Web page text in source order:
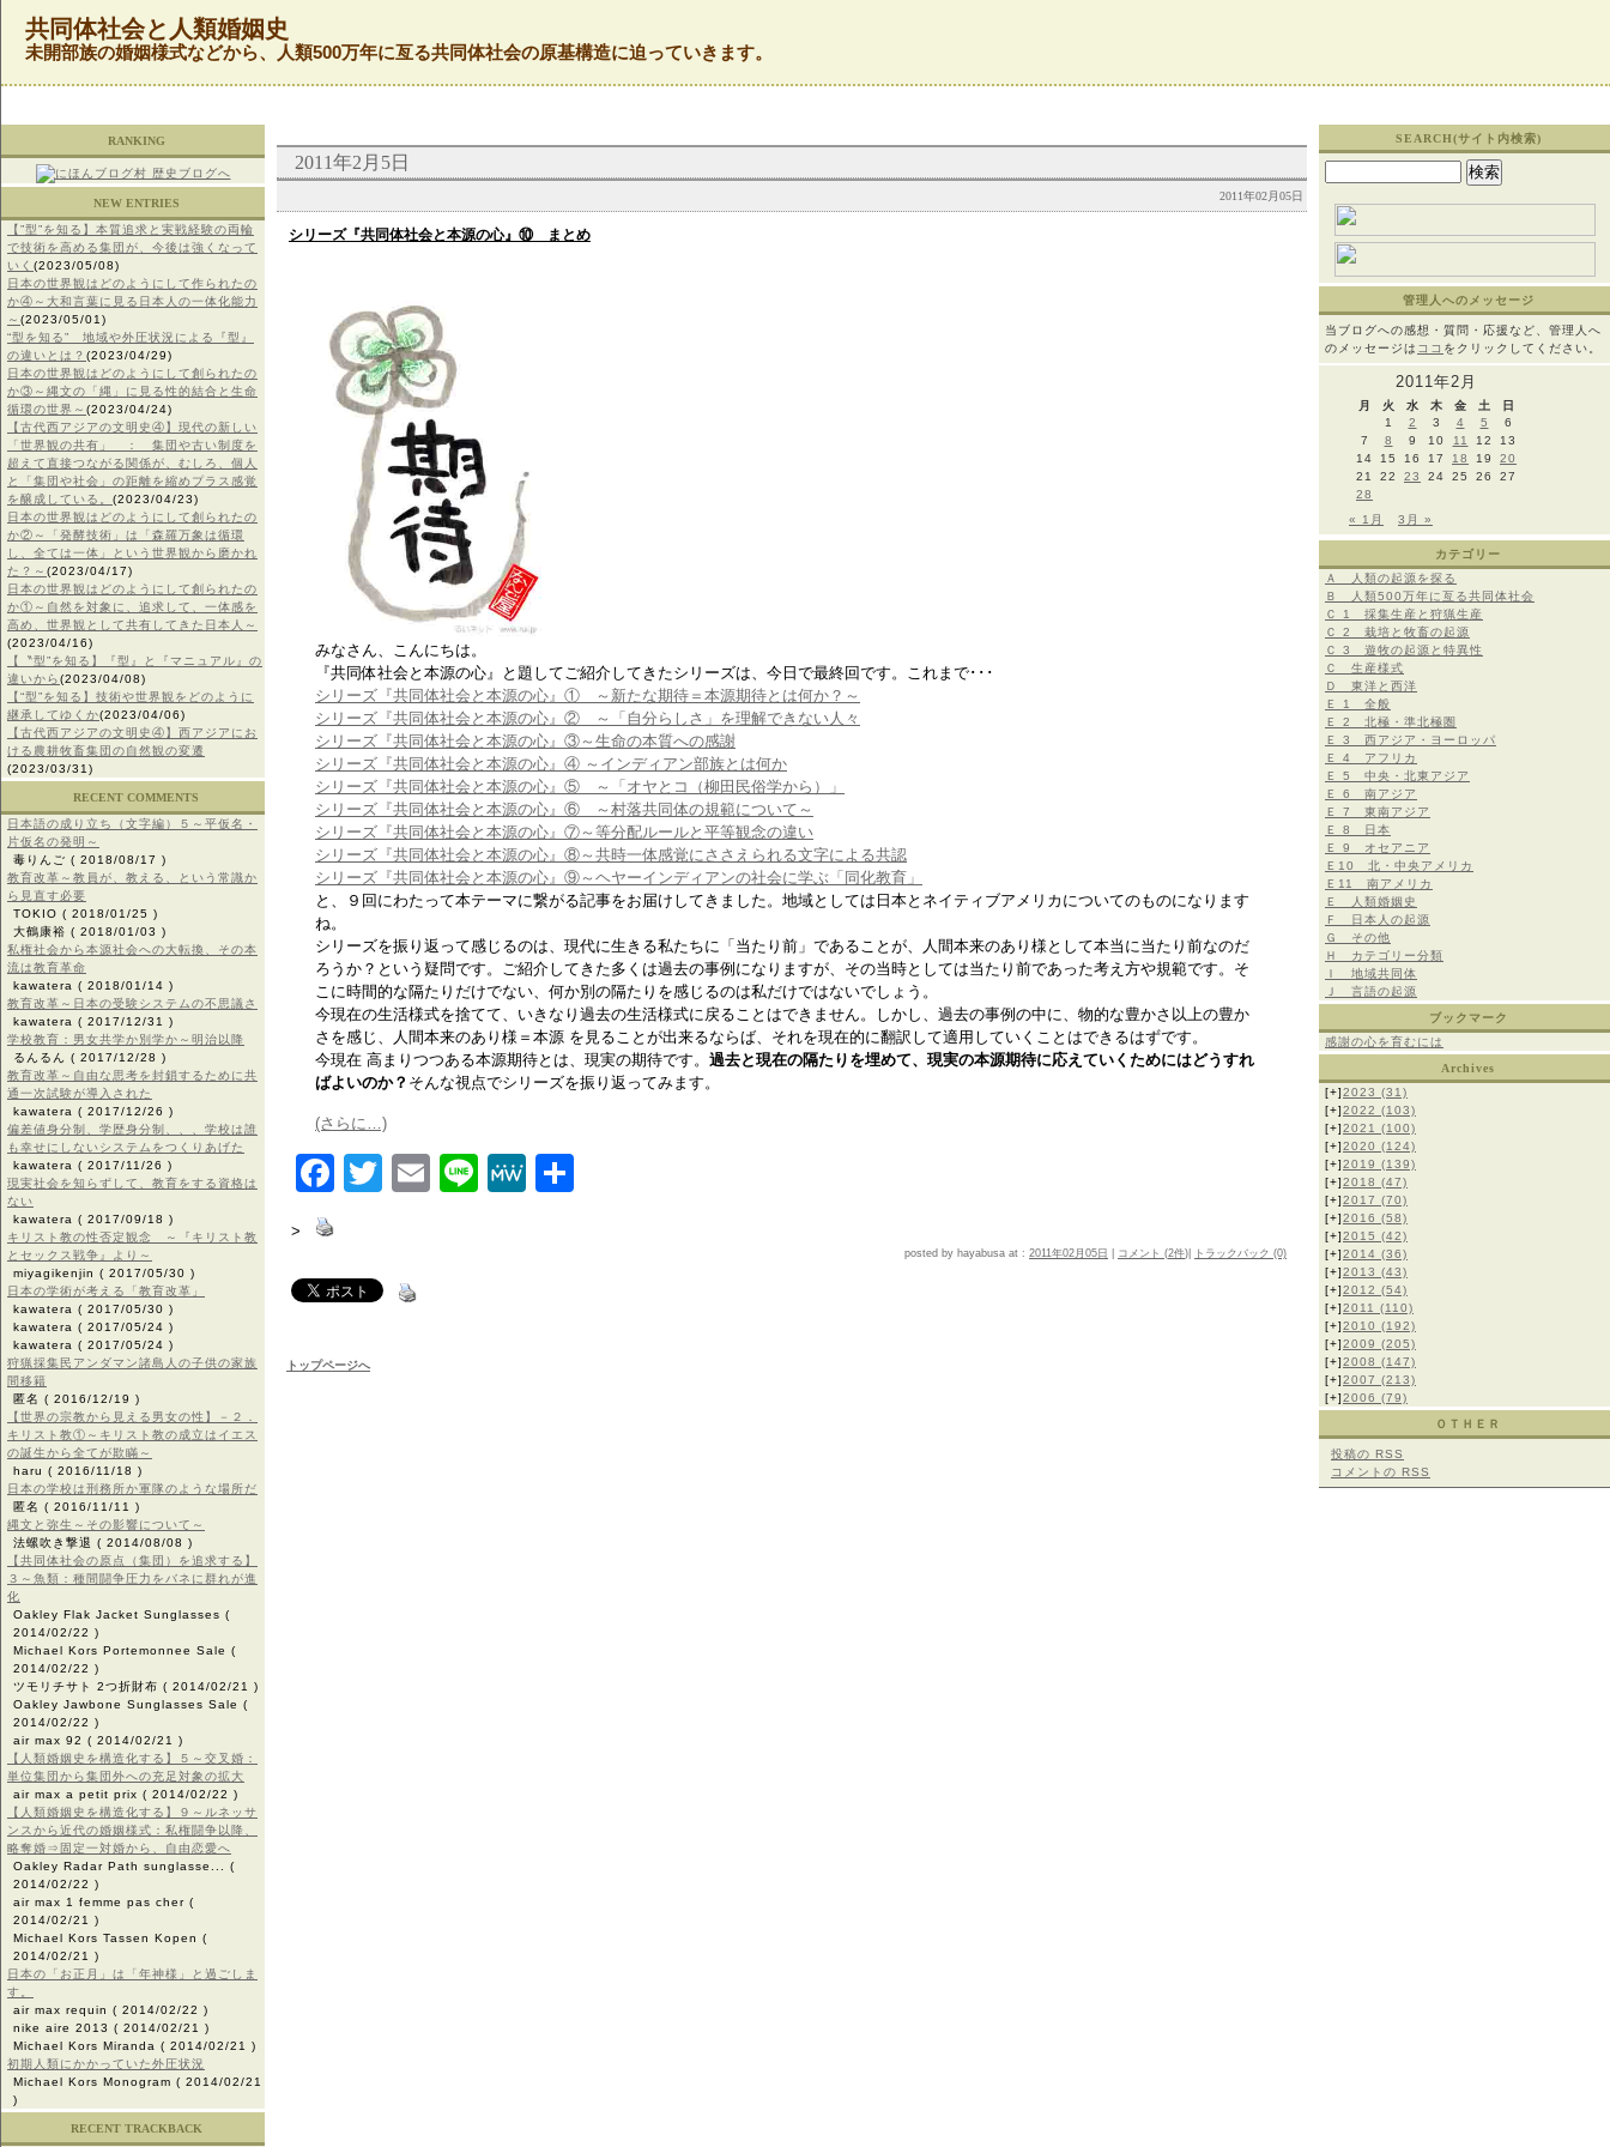
共同体社会と人類婚姻史
未開部族の婚姻様式などから、人類500万年に亙る共同体社会の原基構造に迫っていきます。
RANKING
NEW ENTRIES
【”型”を知る】本質追求と実戦経験の両輪
で技術を高める集団が、今後は強くなって
いく (2023/05/08)
日本の世界観はどのようにして作られたの
か④～大和言葉に見る日本人の一体化能力
～ (2023/05/01)
“型を知る” 地域や外圧状況による『型』
の違いとは？ (2023/04/29)
日本の世界観はどのようにして創られたの
か③～縄文の「縄」に見る性的結合と生命
循環の世界～ (2023/04/24)
【古代西アジアの文明史④】現代の新しい
「世界観の共有」 ： 集団や古い制度を
超えて直接つながる関係が、むしろ、個人
と「集団や社会」の距離を縮めプラス感覚
を醸成している。 (2023/04/23)
日本の世界観はどのようにして創られたの
か②～「発酵技術」は「森羅万象は循環
し、全ては一体」という世界観から磨かれ
た？～ (2023/04/17)
日本の世界観はどのようにして創られたの
か①～自然を対象に、追求して、一体感を
高め、世界観として共有してきた日本人～
(2023/04/16)
【〝型”を知る】『型』と『マニュアル』の
違いから(2023/04/08)
【“型”を知る】技術や世界観をどのように
継承してゆくか(2023/04/06)
【古代西アジアの文明史④】西アジアにお
ける農耕牧畜集団の自然観の変遷
(2023/03/31)
RECENT COMMENTS
日本語の成り立ち（文字編）５～平仮名・
片仮名の発明～
毒りんご ( 2018/08/17 )
教育改革～教員が、教える、という常識か
ら見直す必要
TOKIO ( 2018/01/25 )
大鶴康裕 ( 2018/01/03 )
私権社会から本源社会への大転換、その本
流は教育革命
kawatera ( 2018/01/14 )
教育改革～日本の受験システムの不思議さ
kawatera ( 2017/12/31 )
学校教育：男女共学か別学か～明治以降
るんるん ( 2017/12/28 )
教育改革～自由な思考を封鎖するために共
通一次試験が導入された
kawatera ( 2017/12/26 )
偏差値身分制、学歴身分制、、、学校は誰
も幸せにしないシステムをつくりあげた
kawatera ( 2017/11/26 )
現実社会を知らずして、教育をする資格は
ない
kawatera ( 2017/09/18 )
キリスト教の性否定観念 ～『キリスト教
とセックス戦争』より～
miyagikenjin ( 2017/05/30 )
日本の学術が考える「教育改革」
kawatera ( 2017/05/30 )
kawatera ( 2017/05/24 )
kawatera ( 2017/05/24 )
狩猟採集民アンダマン諸島人の子供の家族
間移籍
匿名 ( 2016/12/19 )
【世界の宗教から見える男女の性】－２．
キリスト教①～キリスト教の成立はイエス
の誕生から全てが欺瞞～
haru ( 2016/11/18 )
日本の学校は刑務所か軍隊のような場所だ
匿名 ( 2016/11/11 )
縄文と弥生～その影響について～
法螺吹き撃退 ( 2014/08/08 )
【共同体社会の原点（集団）を追求する】
３～魚類：種間闘争圧力をバネに群れが進
化
Oakley Flak Jacket Sunglasses (
2014/02/22 )
Michael Kors Portemonnee Sale (
2014/02/22 )
ツモリチサト 2つ折財布 ( 2014/02/21 )
Oakley Jawbone Sunglasses Sale (
2014/02/22 )
air max 92 ( 2014/02/21 )
【人類婚姻史を構造化する】５～交叉婚：
単位集団から集団外への充足対象の拡大
air max a petit prix ( 2014/02/22 )
【人類婚姻史を構造化する】９～ルネッサ
ンスから近代の婚姻様式：私権闘争以降、
略奪婚⇒固定一対婚から、自由恋愛へ
Oakley Radar Path sunglasse... (
2014/02/22 )
air max 1 femme pas cher (
2014/02/21 )
Michael Kors Tassen Kopen (
2014/02/21 )
日本の「お正月」は「年神様」と過ごしま
す。
air max requin ( 2014/02/22 )
nike aire 2013 ( 2014/02/21 )
Michael Kors Miranda ( 2014/02/21 )
初期人類にかかっていた外圧状況
Michael Kors Monogram ( 2014/02/21
)
RECENT TRACKBACK
2011年2月5日
2011年02月05日
シリーズ『共同体社会と本源の心』⑩ まとめ
みなさん、こんにちは。
『共同体社会と本源の心』と題してご紹介してきたシリーズは、今日で最終回です。これまで･･･
シリーズ『共同体社会と本源の心』① ～新たな期待＝本源期待とは何か？～
シリーズ『共同体社会と本源の心』② ～「自分らしさ」を理解できない人々
シリーズ『共同体社会と本源の心』③～生命の本質への感謝
シリーズ『共同体社会と本源の心』④ ～インディアン部族とは何か
シリーズ『共同体社会と本源の心』⑤ ～「オヤとコ（柳田民俗学から）」
シリーズ『共同体社会と本源の心』⑥ ～村落共同体の規範について～
シリーズ『共同体社会と本源の心』⑦～等分配ルールと平等観念の違い
シリーズ『共同体社会と本源の心』⑧～共時一体感覚にささえられる文字による共認
シリーズ『共同体社会と本源の心』⑨～ヘヤーインディアンの社会に学ぶ「同化教育」
と、９回にわたって本テーマに繋がる記事をお届けしてきました。地域としては日本とネイティブアメリカについてのものになります
ね。
シリーズを振り返って感じるのは、現代に生きる私たちに「当たり前」であることが、人間本来のあり様として本当に当たり前なのだ
ろうか？という疑問です。ご紹介してきた多くは過去の事例になりますが、その当時としては当たり前であった考え方や規範です。そ
こに時間的な隔たりだけでない、何か別の隔たりを感じるのは私だけではないでしょう。
今現在の生活様式を捨てて、いきなり過去の生活様式に戻ることはできません。しかし、過去の事例の中に、物的な豊かさ以上の豊か
さを感じ、人間本来のあり様＝本源 を見ることが出来るならば、それを現在的に翻訳して適用していくことはできるはずです。
今現在 高まりつつある本源期待とは、現実の期待です。 過去と現在の隔たりを埋めて、現実の本源期待に応えていくためにはどうすれ
ばよいのか？ そんな視点でシリーズを振り返ってみます。
(さらに…)
Facebook
Twitter
EmailLineMeWe
>
posted by hayabusa at : 2011年02月05日 コメント (2件)| トラックバック (0)
トップページへ
SEARCH(サイト内検索)
索:
管理人へのメッセージ
当ブログへの感想・質問・応援など、管理人へ
のメッセージは ココ をクリックしてください。
2011年2月
月 火 水 木 金 土
日
1
2 3 4 5
6
7
8 9 10 11 12
13
14
15 16 17 18 19
20
21
22 23 24 25 26
27
28
« 1月
3月 »
カテゴリー
Ａ 人類の起源を探る
Ｂ 人類500万年に亙る共同体社会
Ｃ 1 採集生産と狩猟生産
Ｃ 2 栽培と牧畜の起源
Ｃ 3 遊牧の起源と特異性
Ｃ 生産様式
Ｄ 東洋と西洋
Ｅ 1 全般
Ｅ 2 北極・準北極圏
Ｅ 3 西アジア・ヨーロッパ
Ｅ 4 アフリカ
Ｅ 5 中央・北東アジア
Ｅ 6 南アジア
Ｅ 7 東南アジア
Ｅ 8 日本
Ｅ 9 オセアニア
Ｅ10 北・中央アメリカ
Ｅ11 南アメリカ
Ｅ 人類婚姻史
Ｆ 日本人の起源
Ｇ その他
Ｈ カテゴリー分類
Ｉ 地域共同体
Ｊ 言語の起源
ブックマーク
感謝の心を育むには
Archives
[+]2023 (31)
[+]2022 (103)
[+]2021 (100)
[+]2020 (124)
[+]2019 (139)
[+]2018 (47)
[+]2017 (70)
[+]2016 (58)
[+]2015 (42)
[+]2014 (36)
[+]2013 (43)
[+]2012 (54)
[+]2011 (110)
[+]2010 (192)
[+]2009 (205)
[+]2008 (147)
[+]2007 (213)
[+]2006 (79)
ＯＴＨＥＲ
投稿の RSS
コメントの RSS